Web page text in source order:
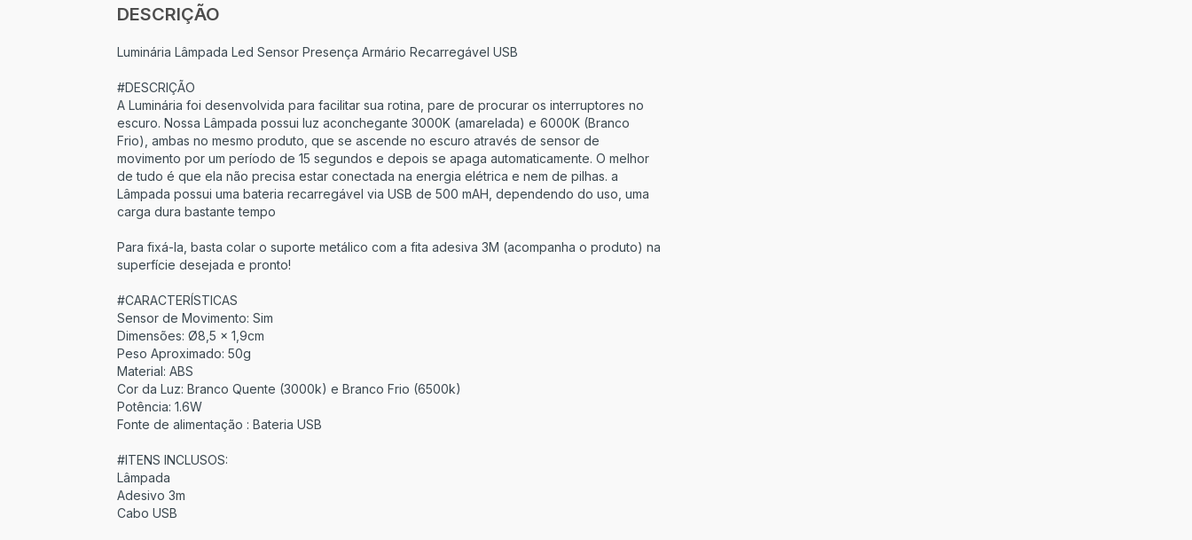
DESCRIÇÃO
Luminária Lâmpada Led Sensor Presença Armário Recarregável USB
#DESCRIÇÃO
A Luminária foi desenvolvida para facilitar sua rotina, pare de procurar os interruptores no
escuro. Nossa Lâmpada possui luz aconchegante 3000K (amarelada) e 6000K (Branco
Frio), ambas no mesmo produto, que se ascende no escuro através de sensor de
movimento por um período de 15 segundos e depois se apaga automaticamente. O melhor
de tudo é que ela não precisa estar conectada na energia elétrica e nem de pilhas. a
Lâmpada possui uma bateria recarregável via USB de 500 mAH, dependendo do uso, uma
carga dura bastante tempo
Para fixá-la, basta colar o suporte metálico com a fita adesiva 3M (acompanha o produto) na
superfície desejada e pronto!
#CARACTERÍSTICAS
Sensor de Movimento: Sim
Dimensões: Ø8,5 x 1,9cm
Peso Aproximado: 50g
Material: ABS
Cor da Luz: Branco Quente (3000k) e Branco Frio (6500k)
Potência: 1.6W
Fonte de alimentação : Bateria USB
#ITENS INCLUSOS:
Lâmpada
Adesivo 3m
Cabo USB